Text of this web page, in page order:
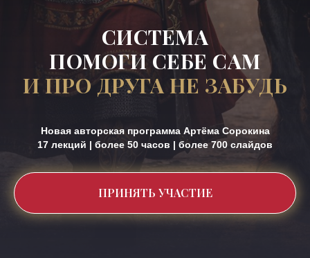
СИСТЕМА
ПОМОГИ СЕБЕ САМ
И ПРО ДРУГА НЕ ЗАБУДЬ
Новая авторская программа Артёма Сорокина
17 лекций | более 50 часов | более 700 слайдов
ПРИНЯТЬ УЧАСТИЕ